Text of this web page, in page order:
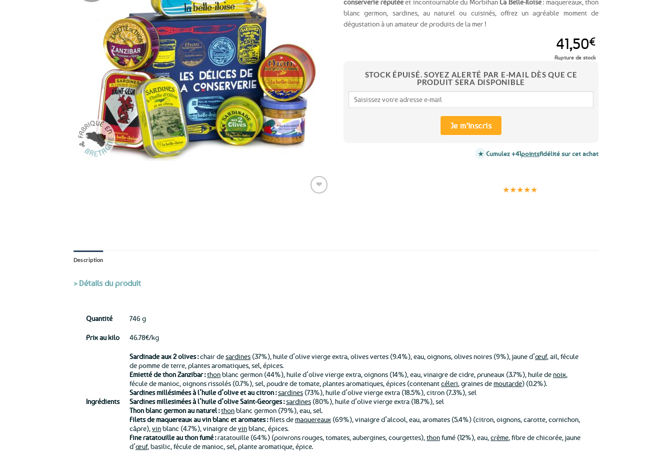
❤
conserverie réputéeet incontournable du Morbihan La Belle-Iloise: maquereaux, thon
blanc germon, sardines, au naturel ou cuisinés, offrez un agréable moment de
dégustation à un amateur de produits de la mer !
41,50€
Rupture de stock
STOCK ÉPUISÉ. SOYEZ ALERTÉ PAR E-MAIL DÈS QUE CE
PRODUIT SERA DISPONIBLE
Je m'inscris
Cumulez +41pointsfidélité sur cet achat
★★★★★
Description
> Détails du produit
Quantité 746 g
Prix au kilo 46.78€/kg
Ingrédients
Sardinade aux 2 olives :chair desardines (37%), huile d’olive vierge extra, olives vertes (9.4%), eau, oignons, olives noires (9%), jaune d’œuf, ail, fécule
de pomme de terre, plantes aromatiques, sel, épices.
Emietté de thon Zanzibar :thonblanc germon (44%), huile d’olive vierge extra, oignons (14%), eau, vinaigre de cidre, pruneaux (3.7%), huile denoix
fécule de manioc, oignons rissolés (0.7%), sel, poudre de tomate, plantes aromatiques, épices (contenantcéleri , graines demoutarde) (0.2%).
Sardines millésimées à l’huile d’olive et au citron :sardines (73%), huile d’olive vierge extra (18.5%), citron (7.3%), sel
Sardines millesimées à l’huile d’olive Saint-Georges :sardines (80%), huile d’olive vierge extra (18.7%), sel
Thon blanc germon au naturel :thonblanc germon (79%), eau, sel.
Filets de maquereaux au vin blanc et aromates :filets demaquereaux (69%), vinaigre d’alcool, eau, aromates (5.4%) (citron, oignons, carotte, cornichon,
câpre), vinblanc (4.7%), vinaigre devinblanc, épices.
Fine ratatouille au thon fumé :ratatouille (64%) (poivrons rouges, tomates, aubergines, courgettes), thonfumé (12%), eau, crème , fibre de chicorée, jaune
d’œuf, basilic, fécule de manioc, sel, plante aromatique, épice.